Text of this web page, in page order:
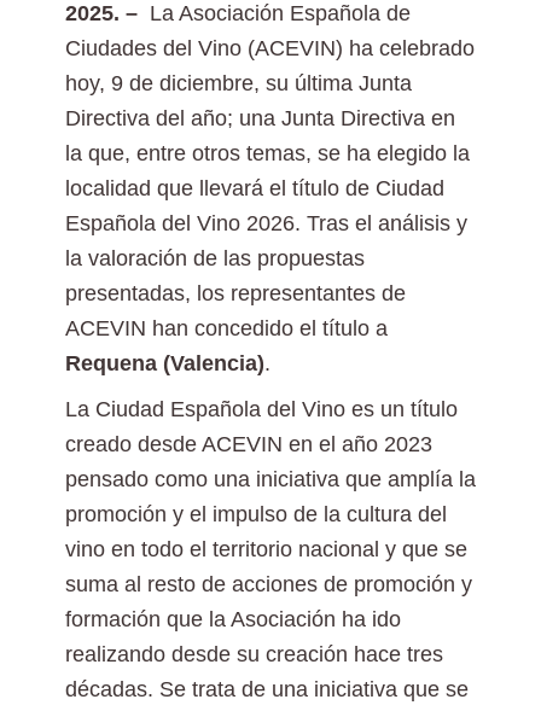
2025. – La Asociación Española de
Ciudades del Vino (ACEVIN) ha celebrado
hoy, 9 de diciembre, su última Junta
Directiva del año; una Junta Directiva en
la que, entre otros temas, se ha elegido la
localidad que llevará el título de Ciudad
Española del Vino 2026. Tras el análisis y
la valoración de las propuestas
presentadas, los representantes de
ACEVIN han concedido el título a
Requena (Valencia).
La Ciudad Española del Vino es un título
creado desde ACEVIN en el año 2023
pensado como una iniciativa que amplía la
promoción y el impulso de la cultura del
vino en todo el territorio nacional y que se
suma al resto de acciones de promoción y
formación que la Asociación ha ido
realizando desde su creación hace tres
décadas. Se trata de una iniciativa que se